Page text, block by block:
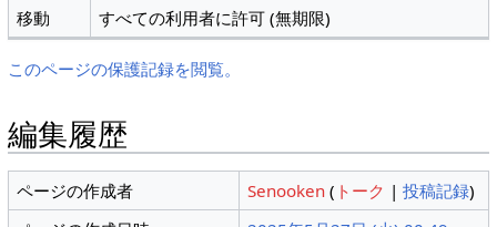
移動
すべての利用者に許可 (無期限)
このページの保護記録を閲覧。
編集履歴
ページの作成者 Senooken ( トーク |投稿記録)